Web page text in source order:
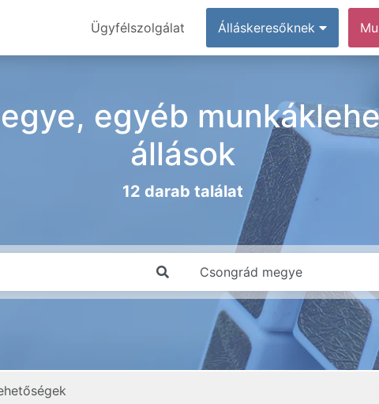
Ügyfélszolgálat Álláskeresőknek
egyéb
állások
12 darab találat